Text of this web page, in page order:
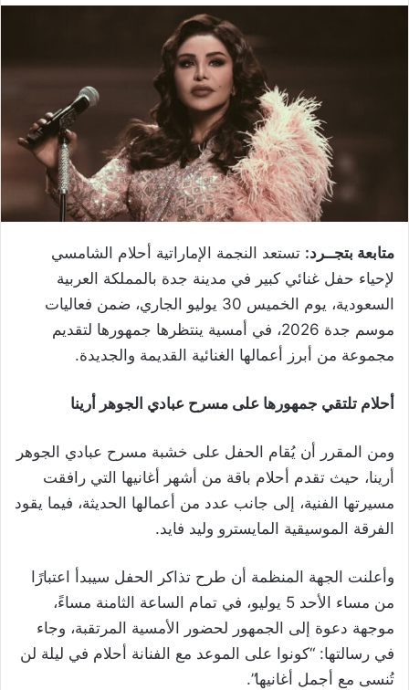
متابعة بتجــرد: تستعد النجمة الإماراتية أحلام الشامسي
لإحياء حفل غنائي كبير في مدينة جدة بالمملكة العربية
السعودية، يوم الخميس 30 يوليو الجاري، ضمن فعاليات
موسم جدة 2026، في أمسية ينتظرها جمهورها لتقديم
مجموعة من أبرز أعمالها الغنائية القديمة والجديدة.
أحلام تلتقي جمهورها على مسرح عبادي الجوهر أرينا
ومن المقرر أن يُقام الحفل على خشبة مسرح عبادي الجوهر
أرينا، حيث تقدم أحلام باقة من أشهر أغانيها التي رافقت
مسيرتها الفنية، إلى جانب عدد من أعمالها الحديثة، فيما يقود
الفرقة الموسيقية المايسترو وليد فايد.
وأعلنت الجهة المنظمة أن طرح تذاكر الحفل سيبدأ اعتبارًا
من مساء الأحد 5 يوليو، في تمام الساعة الثامنة مساءً،
موجهة دعوة إلى الجمهور لحضور الأمسية المرتقبة، وجاء
في رسالتها: “كونوا على الموعد مع الفنانة أحلام في ليلة لن
تُنسى مع أجمل أغانيها”.